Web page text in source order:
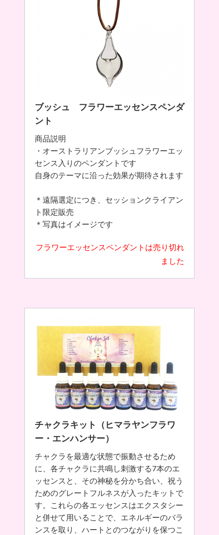
ブッシュ フラワーエッセンスペンダ
ント
商品説明
・オーストラリアンブッシュフラワーエッ
センス入りのペンダントです
自身のテーマに沿った効果が期待されます
＊遠隔選定につき、セッションクライアン
ト限定販売
＊写真はイメージです
フラワーエッセンスペンダントは売り切れ
ました
チャクラキット（ヒマラヤンフラワ
ー・エンハンサー）
チャクラを最適な状態で振動させるため
に、各チャクラに共鳴し刺激する7本のエ
ッセンスと、その神秘を分かち合い、祝う
ためのグレートフルネスが入ったキットで
す。これらの各エッセンスはエクスタシー
と併せて用いることで、エネルギーのバラ
ンスを取り、ハートとのつながりを保つこ